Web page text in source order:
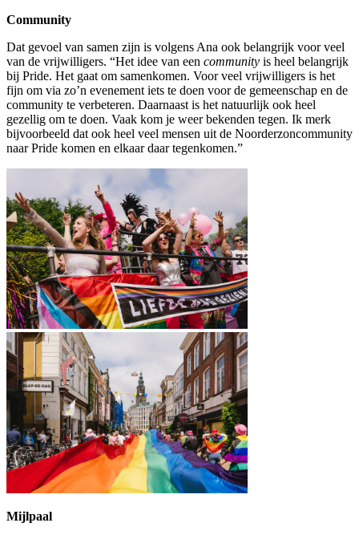
Community
Dat gevoel van samen zijn is volgens Ana ook belangrijk voor veel
van de vrijwilligers. “Het idee van een community is heel belangrijk
bij Pride. Het gaat om samenkomen. Voor veel vrijwilligers is het
fijn om via zo’n evenement iets te doen voor de gemeenschap en de
community te verbeteren. Daarnaast is het natuurlijk ook heel
gezellig om te doen. Vaak kom je weer bekenden tegen. Ik merk
bijvoorbeeld dat ook heel veel mensen uit de Noorderzoncommunity
naar Pride komen en elkaar daar tegenkomen.”
Mijlpaal